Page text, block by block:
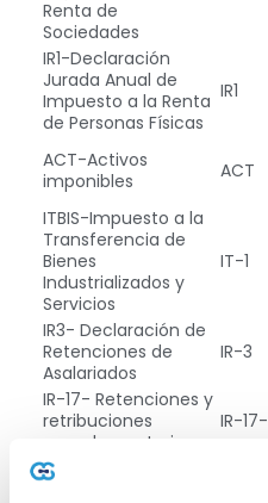
Renta de
Sociedades
IR1-Declaración
Jurada Anual de
Impuesto a la Renta
de Personas Físicas
IR1
ACT-Activos
imponibles
ACT
ITBIS-Impuesto a la
Transferencia de
Bienes
Industrializados y
Servicios
IT-1
IR3- Declaración de
Retenciones de
Asalariados
IR-3
IR-17- Retenciones y
retribuciones
complementarias
IR-17-
SC2-Selectivo al
consumo